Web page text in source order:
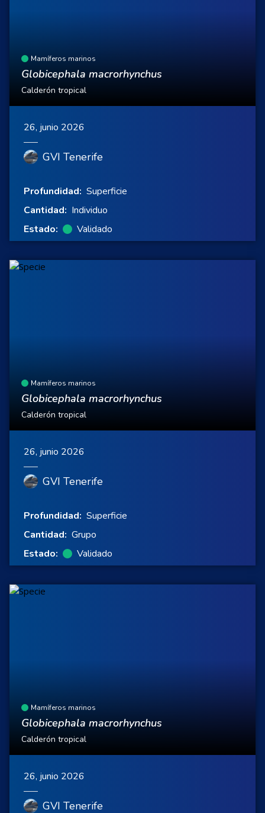
Mamíferos marinos
Globicephala macrorhynchus
Calderón tropical
26, junio 2026
GVI Tenerife
Profundidad: Superficie
Cantidad: Individuo
Estado:
Validado
Mamíferos marinos
Globicephala macrorhynchus
Calderón tropical
26, junio 2026
GVI Tenerife
Profundidad: Superficie
Cantidad: Grupo
Estado:
Validado
Mamíferos marinos
Globicephala macrorhynchus
Calderón tropical
26, junio 2026
GVI Tenerife